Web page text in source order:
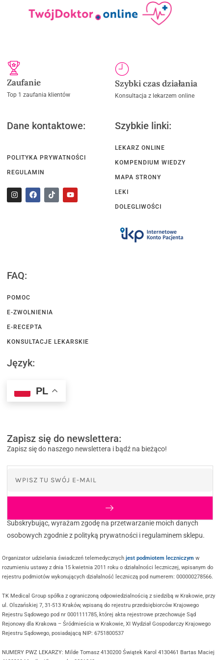
Zaufanie
Top 1 zaufania klientów
Szybki czas działania
Konsultacja z lekarzem online
Dane kontaktowe:
POLITYKA PRYWATNOŚCI
REGULAMIN
Szybkie linki:
LEKARZ ONLINE
KOMPENDIUM WIEDZY
MAPA STRONY
LEKI
DOLEGLIWOŚCI
FAQ:
POMOC
E-ZWOLNIENIA
E-RECEPTA
KONSULTACJE LEKARSKIE
Język:
PL
Zapisz się do newslettera:
Zapisz się do naszego newslettera i bądź na bieżąco!
Subskrybując, wyrażam zgodę na przetwarzanie moich danych
osobowych zgodnie z polityką prywatności i regulaminem sklepu.
Organizator udzielania świadczeń telemedycznychjest podmiotem leczniczym w
rozumieniu ustawy z dnia 15 kwietnia 2011 roku o działalności leczniczej, wpisanym do
rejestru podmiotów wykonujących działalność leczniczą pod numerem: 000000278566.
TK Medical Group spółka z ograniczoną odpowiedzialnością z siedzibą w Krakowie, przy
ul. Olszańskiej 7, 31-513 Kraków, wpisaną do rejestru przedsiębiorców Krajowego
Rejestru Sądowego pod nr 0001111785, której akta rejestrowe przechowuje Sąd
Rejonowy dla Krakowa – Śródmieścia w Krakowie, XI Wydział Gospodarczy Krajowego
Rejestru Sądowego, posiadającą NIP: 6751800537
NUMERY PWZ LEKARZY: Milde Tomasz 4130200 Świątek Karol 4130461 Bartas Maciej